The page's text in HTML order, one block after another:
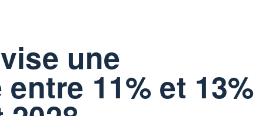
une
11% et 13%